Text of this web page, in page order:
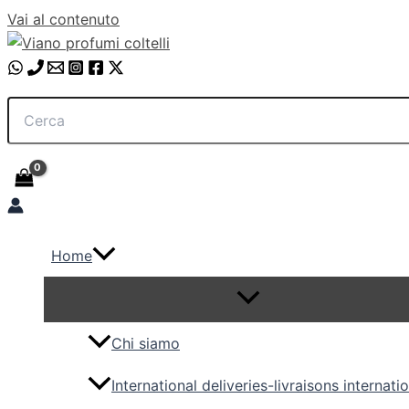
Vai al contenuto
Home
Chi siamo
International deliveries-livraisons